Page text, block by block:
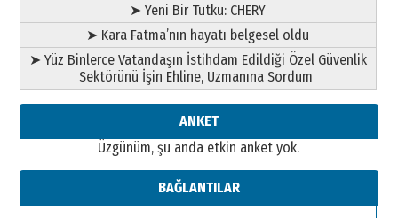
➤ Yeni Bir Tutku: CHERY
➤ Kara Fatma’nın hayatı belgesel oldu
➤ Yüz Binlerce Vatandaşın İstihdam Edildiği Özel Güvenlik
Sektörünü İşin Ehline, Uzmanına Sordum
ANKET
Üzgünüm, şu anda etkin anket yok.
BAĞLANTILAR